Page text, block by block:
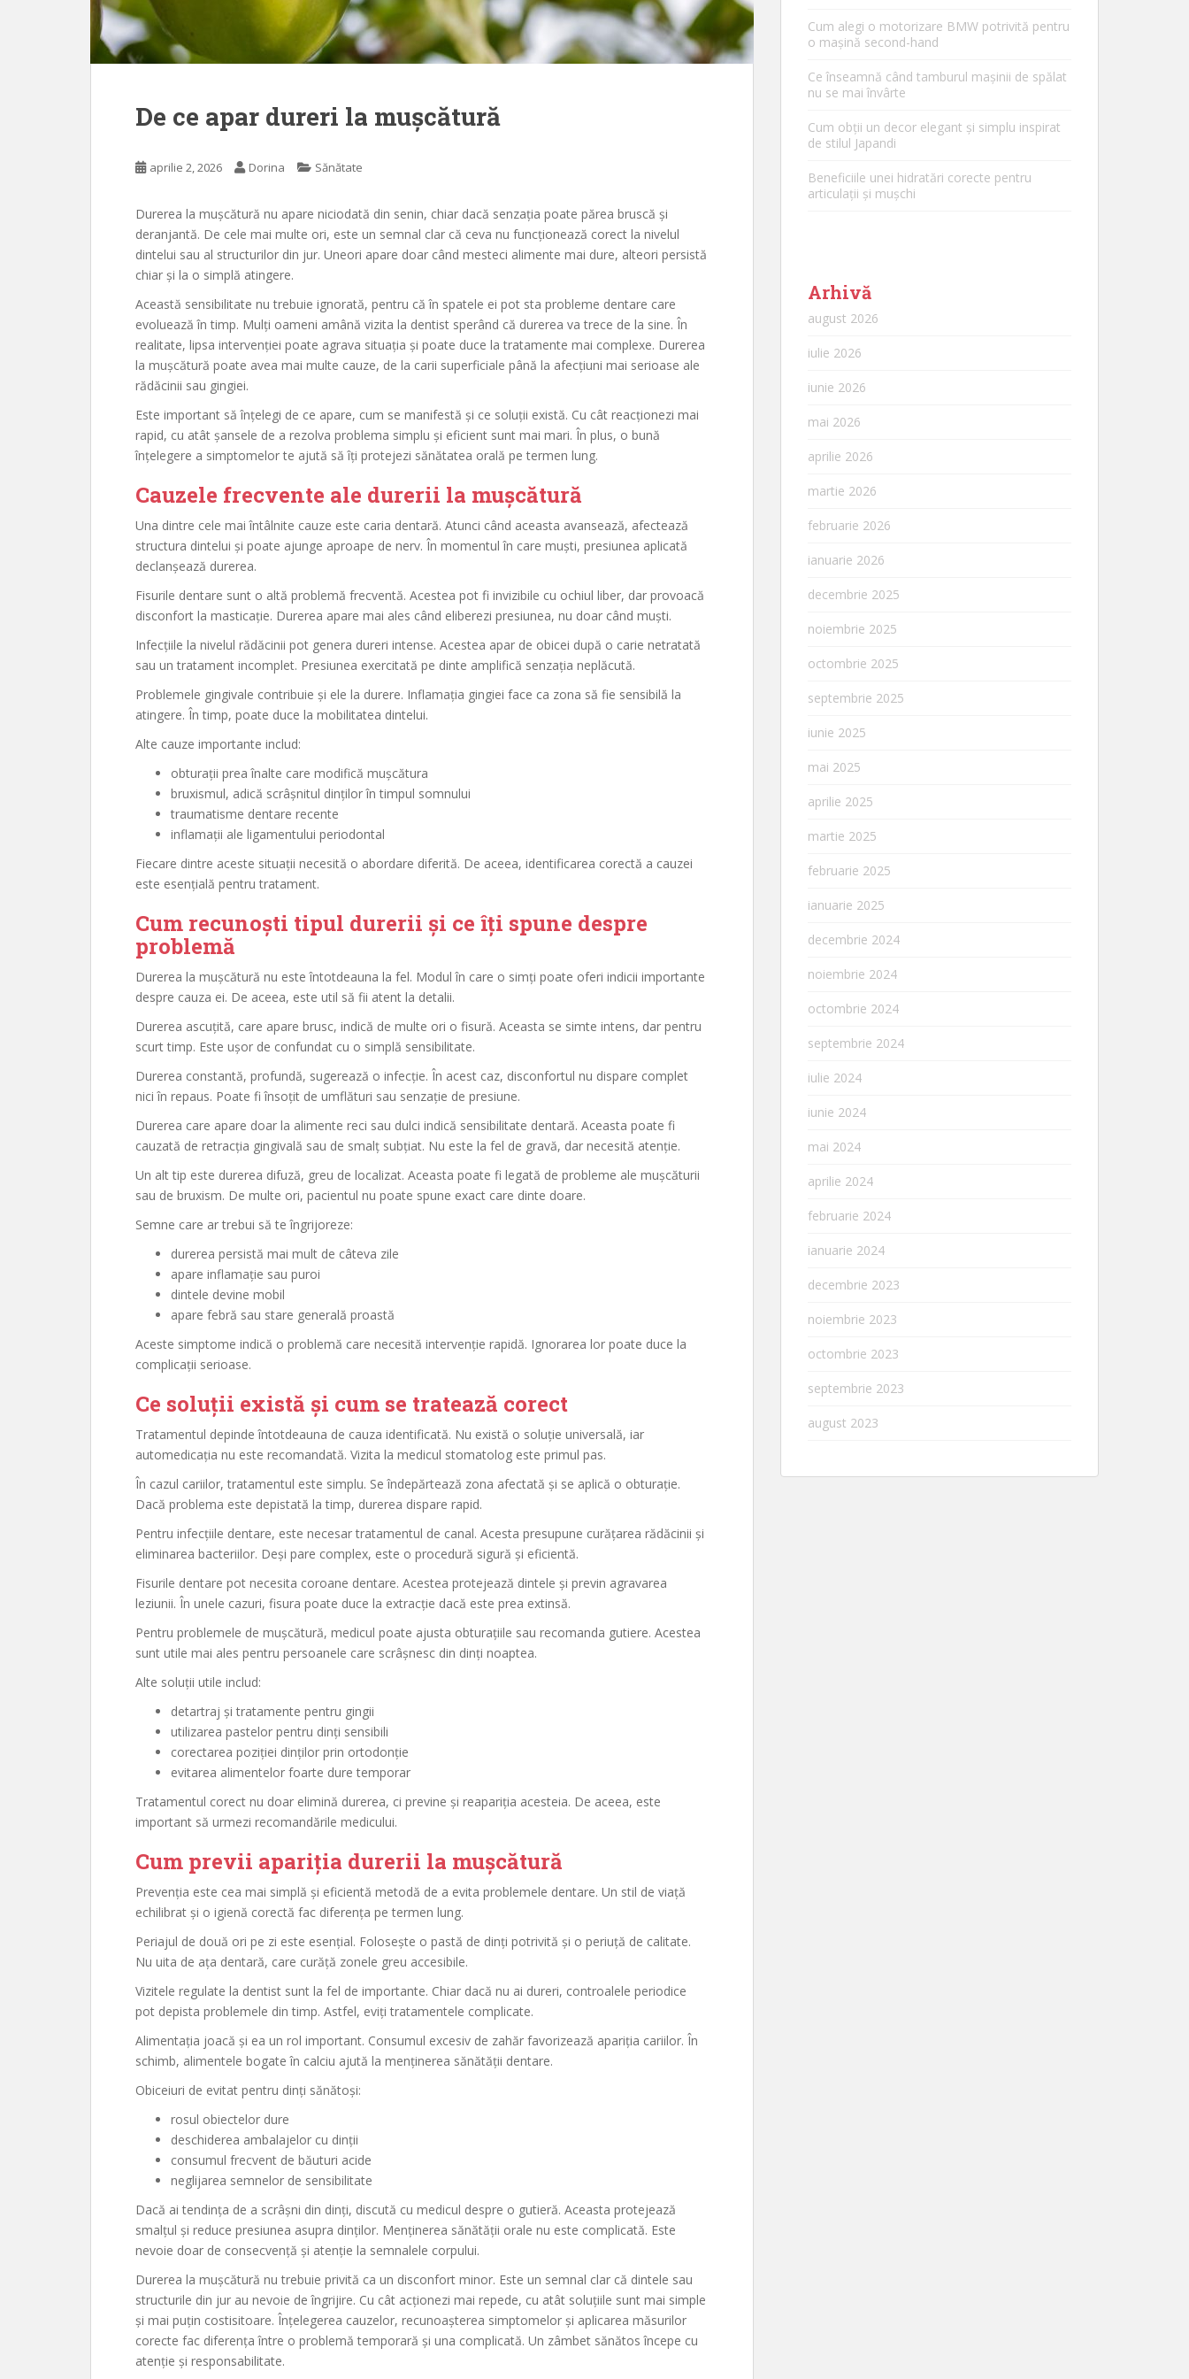
De ce apar dureri la mușcătură
aprilie 2, 2026 Dorina Sănătate
Durerea la mușcătură nu apare niciodată din senin, chiar dacă senzația poate părea bruscă și
deranjantă. De cele mai multe ori, este un semnal clar că ceva nu funcționează corect la nivelul
dintelui sau al structurilor din jur. Uneori apare doar când mesteci alimente mai dure, alteori persistă
chiar și la o simplă atingere.
Această sensibilitate nu trebuie ignorată, pentru că în spatele ei pot sta probleme dentare care
evoluează în timp. Mulți oameni amână vizita la dentist sperând că durerea va trece de la sine. În
realitate, lipsa intervenției poate agrava situația și poate duce la tratamente mai complexe. Durerea
la mușcătură poate avea mai multe cauze, de la carii superficiale până la afecțiuni mai serioase ale
rădăcinii sau gingiei.
Este important să înțelegi de ce apare, cum se manifestă și ce soluții există. Cu cât reacționezi mai
rapid, cu atât șansele de a rezolva problema simplu și eficient sunt mai mari. În plus, o bună
înțelegere a simptomelor te ajută să îți protejezi sănătatea orală pe termen lung.
Cauzele frecvente ale durerii la mușcătură
Una dintre cele mai întâlnite cauze este caria dentară. Atunci când aceasta avansează, afectează
structura dintelui și poate ajunge aproape de nerv. În momentul în care muști, presiunea aplicată
declanșează durerea.
Fisurile dentare sunt o altă problemă frecventă. Acestea pot fi invizibile cu ochiul liber, dar provoacă
disconfort la masticație. Durerea apare mai ales când eliberezi presiunea, nu doar când muști.
Infecțiile la nivelul rădăcinii pot genera dureri intense. Acestea apar de obicei după o carie netratată
sau un tratament incomplet. Presiunea exercitată pe dinte amplifică senzația neplăcută.
Problemele gingivale contribuie și ele la durere. Inflamația gingiei face ca zona să fie sensibilă la
atingere. În timp, poate duce la mobilitatea dintelui.
Alte cauze importante includ:
obturații prea înalte care modifică mușcătura
bruxismul, adică scrâșnitul dinților în timpul somnului
traumatisme dentare recente
inflamații ale ligamentului periodontal
Fiecare dintre aceste situații necesită o abordare diferită. De aceea, identificarea corectă a cauzei
este esențială pentru tratament.
Cum recunoști tipul durerii și ce îți spune despre
problemă
Durerea la mușcătură nu este întotdeauna la fel. Modul în care o simți poate oferi indicii importante
despre cauza ei. De aceea, este util să fii atent la detalii.
Durerea ascuțită, care apare brusc, indică de multe ori o fisură. Aceasta se simte intens, dar pentru
scurt timp. Este ușor de confundat cu o simplă sensibilitate.
Durerea constantă, profundă, sugerează o infecție. În acest caz, disconfortul nu dispare complet
nici în repaus. Poate fi însoțit de umflături sau senzație de presiune.
Durerea care apare doar la alimente reci sau dulci indică sensibilitate dentară. Aceasta poate fi
cauzată de retracția gingivală sau de smalț subțiat. Nu este la fel de gravă, dar necesită atenție.
Un alt tip este durerea difuză, greu de localizat. Aceasta poate fi legată de probleme ale mușcăturii
sau de bruxism. De multe ori, pacientul nu poate spune exact care dinte doare.
Semne care ar trebui să te îngrijoreze:
durerea persistă mai mult de câteva zile
apare inflamație sau puroi
dintele devine mobil
apare febră sau stare generală proastă
Aceste simptome indică o problemă care necesită intervenție rapidă. Ignorarea lor poate duce la
complicații serioase.
Ce soluții există și cum se tratează corect
Tratamentul depinde întotdeauna de cauza identificată. Nu există o soluție universală, iar
automedicația nu este recomandată. Vizita la medicul stomatolog este primul pas.
În cazul cariilor, tratamentul este simplu. Se îndepărtează zona afectată și se aplică o obturație.
Dacă problema este depistată la timp, durerea dispare rapid.
Pentru infecțiile dentare, este necesar tratamentul de canal. Acesta presupune curățarea rădăcinii și
eliminarea bacteriilor. Deși pare complex, este o procedură sigură și eficientă.
Fisurile dentare pot necesita coroane dentare. Acestea protejează dintele și previn agravarea
leziunii. În unele cazuri, fisura poate duce la extracție dacă este prea extinsă.
Pentru problemele de mușcătură, medicul poate ajusta obturațiile sau recomanda gutiere. Acestea
sunt utile mai ales pentru persoanele care scrâșnesc din dinți noaptea.
Alte soluții utile includ:
detartraj și tratamente pentru gingii
utilizarea pastelor pentru dinți sensibili
corectarea poziției dinților prin ortodonție
evitarea alimentelor foarte dure temporar
Tratamentul corect nu doar elimină durerea, ci previne și reapariția acesteia. De aceea, este
important să urmezi recomandările medicului.
Cum previi apariția durerii la mușcătură
Prevenția este cea mai simplă și eficientă metodă de a evita problemele dentare. Un stil de viață
echilibrat și o igienă corectă fac diferența pe termen lung.
Periajul de două ori pe zi este esențial. Folosește o pastă de dinți potrivită și o periuță de calitate.
Nu uita de ața dentară, care curăță zonele greu accesibile.
Vizitele regulate la dentist sunt la fel de importante. Chiar dacă nu ai dureri, controalele periodice
pot depista problemele din timp. Astfel, eviți tratamentele complicate.
Alimentația joacă și ea un rol important. Consumul excesiv de zahăr favorizează apariția cariilor. În
schimb, alimentele bogate în calciu ajută la menținerea sănătății dentare.
Obiceiuri de evitat pentru dinți sănătoși:
rosul obiectelor dure
deschiderea ambalajelor cu dinții
consumul frecvent de băuturi acide
neglijarea semnelor de sensibilitate
Dacă ai tendința de a scrâșni din dinți, discută cu medicul despre o gutieră. Aceasta protejează
smalțul și reduce presiunea asupra dinților. Menținerea sănătății orale nu este complicată. Este
nevoie doar de consecvență și atenție la semnalele corpului.
Durerea la mușcătură nu trebuie privită ca un disconfort minor. Este un semnal clar că dintele sau
structurile din jur au nevoie de îngrijire. Cu cât acționezi mai repede, cu atât soluțiile sunt mai simple
și mai puțin costisitoare. Înțelegerea cauzelor, recunoașterea simptomelor și aplicarea măsurilor
corecte fac diferența între o problemă temporară și una complicată. Un zâmbet sănătos începe cu
atenție și responsabilitate.
Cum alegi o motorizare BMW potrivită pentru
o mașină second-hand
Ce înseamnă când tamburul mașinii de spălat
nu se mai învârte
Cum obții un decor elegant și simplu inspirat
de stilul Japandi
Beneficiile unei hidratări corecte pentru
articulații și mușchi
Arhivă
august 2026
iulie 2026
iunie 2026
mai 2026
aprilie 2026
martie 2026
februarie 2026
ianuarie 2026
decembrie 2025
noiembrie 2025
octombrie 2025
septembrie 2025
iunie 2025
mai 2025
aprilie 2025
martie 2025
februarie 2025
ianuarie 2025
decembrie 2024
noiembrie 2024
octombrie 2024
septembrie 2024
iulie 2024
iunie 2024
mai 2024
aprilie 2024
februarie 2024
ianuarie 2024
decembrie 2023
noiembrie 2023
octombrie 2023
septembrie 2023
august 2023